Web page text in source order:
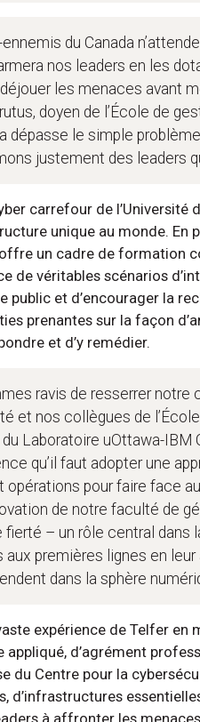
du Canada
nos leaders en les
les menaces avant
doyen de l’École de
dépasse le simple
justement des leaders
carrefour de l’Université
unique au monde. En
offre un cadre de
de véritables scénarios
public et d’encourager la
prenantes sur la façon
et d’y remédier.
ravis de resserrer notre
et nos collègues de
Laboratoire uOttawa-IBM
qu’il faut adopter une
pour faire face
de notre faculté de
fierté – un rôle central dans
premières lignes en
dans la sphère
expérience de Telfer
appliqué, d’agrément
du Centre pour la
d’infrastructures
à affronter les